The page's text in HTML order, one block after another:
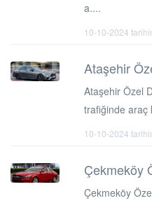
a....
10-10-2024
Ataşehir
Ataşehir Özel
trafiğinde araç
10-10-2024
Çekmeköy
Çekmeköy